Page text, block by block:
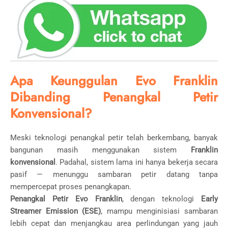
Apa Keunggulan Evo Franklin
Dibanding Penangkal Petir
Konvensional?
Meski teknologi penangkal petir telah berkembang, banyak
bangunan masih menggunakan sistem Franklin
konvensional . Padahal, sistem lama ini hanya bekerja secara
pasif — menunggu sambaran petir datang tanpa
mempercepat proses penangkapan.
Penangkal Petir Evo Franklin, dengan teknologi Early
Streamer Emission (ESE), mampu menginisiasi sambaran
lebih cepat dan menjangkau area perlindungan yang jauh